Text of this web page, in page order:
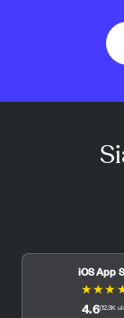
iOS App
★★★
4.6(12.3K